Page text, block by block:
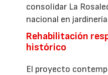
consolidar La
nacional en
Rehabilitación
histórico
El proyecto